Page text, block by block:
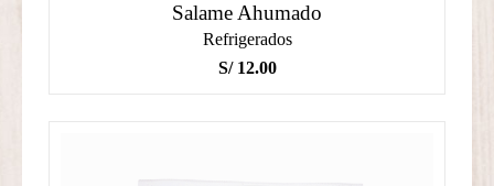
Salame Ahumado
Refrigerados
S/12.00